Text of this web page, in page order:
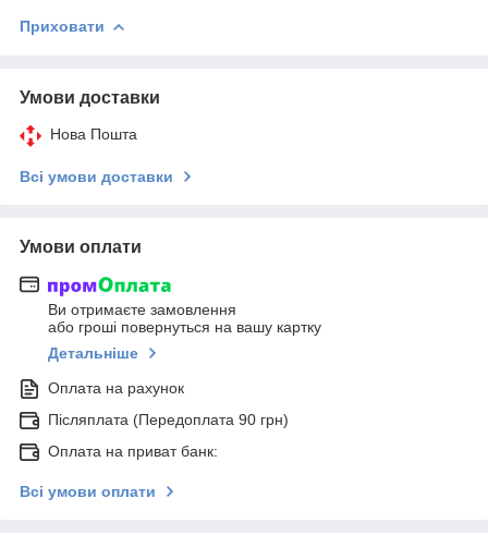
Приховати
Умови доставки
Нова Пошта
Всі умови доставки
Умови оплати
Ви отримаєте замовлення
або гроші повернуться на вашу картку
Детальніше
Оплата на рахунок
Післяплата (Передоплата 90 грн)
Оплата на приват банк:
Всі умови оплати